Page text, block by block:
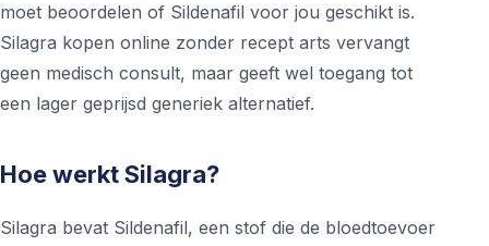
moet beoordelen of Sildenafil voor jou geschikt is.
Silagra kopen online zonder recept arts vervangt
geen medisch consult, maar geeft wel toegang tot
een lager geprijsd generiek alternatief.
Hoe werkt Silagra?
Silagra bevat Sildenafil, een stof die de bloedtoevoer